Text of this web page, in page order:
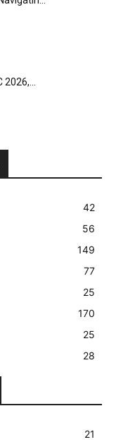
42
56
149
77
25
170
25
28
21